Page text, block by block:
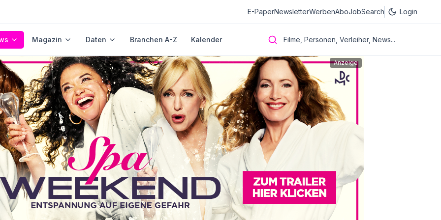
E-PaperNewsletterWerbenAboJobSearch Login
Magazin Daten Branchen A-Z Kalender Filme, Personen, Verleiher, News...
Anzeige